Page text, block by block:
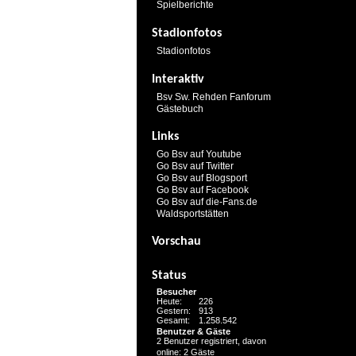
Spielberichte
Stadionfotos
Stadionfotos
Interaktiv
Bsv Sw. Rehden Fanforum
Gästebuch
Links
Go Bsv auf Youtube
Go Bsv auf Twitter
Go Bsv auf Blogsport
Go Bsv auf Facebook
Go Bsv auf die-Fans.de
Waldsportstätten
Vorschau
Status
Besucher
Heute:
226
Gestern:
913
Gesamt:
1.258.542
Benutzer & Gäste
2 Benutzer registriert, davon
online: 2 Gäste